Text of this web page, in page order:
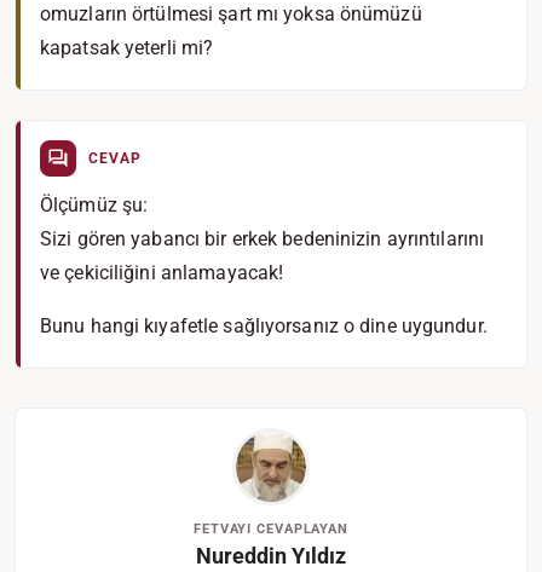
omuzların örtülmesi şart mı yoksa önümüzü
kapatsak yeterli mi?
CEVAP
Ölçümüz şu:
Sizi gören yabancı bir erkek bedeninizin ayrıntılarını
ve çekiciliğini anlamayacak!
Bunu hangi kıyafetle sağlıyorsanız o dine uygundur.
FETVAYI CEVAPLAYAN
Nureddin Yıldız